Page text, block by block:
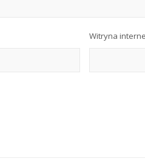
Witryna